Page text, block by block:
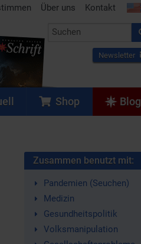
Über uns Kontakt
Newsletter
Shop Blog
Zusammen benutzt mit:
Pandemien (Seuchen)
Medizin
Gesundheitspolitik
Volksmanipulation